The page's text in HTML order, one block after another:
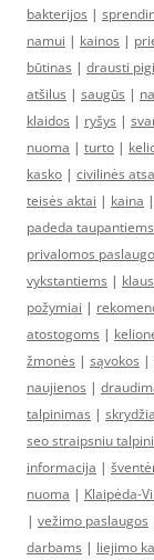
bakterijos |
namui | kainos |
būtinas | drausti
atšilus | saugūs |
klaidos | ryšys |
nuoma | turto |
kasko | civilinės
teisės aktai | kaina |
padeda taupantiems
privalomos
vykstantiems |
požymiai |
atostogoms |
žmonės | sąvokos |
naujienos |
talpinimas |
seo straipsniu
informacija |
nuoma | Klaipėda-
| vežimo paslaugos
darbams | liejimo